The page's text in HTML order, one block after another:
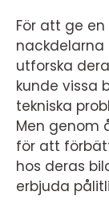
För att ge
nackdelarna
utforska
kunde vissa
tekniska
Men genom
för att
hos deras
erbjuda